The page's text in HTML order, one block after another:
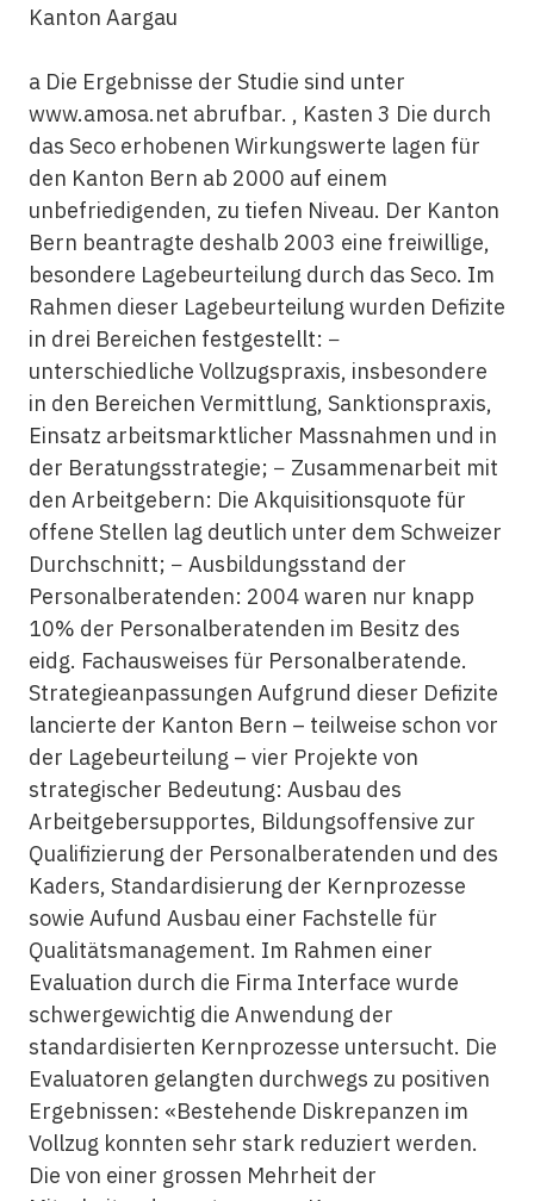
Kanton Aargau
a Die Ergebnisse der Studie sind unter
www.amosa.net abrufbar. , Kasten 3 Die durch
das Seco erhobenen Wirkungswerte lagen für
den Kanton Bern ab 2000 auf einem
unbefriedigenden, zu tiefen Niveau. Der Kanton
Bern beantragte deshalb 2003 eine freiwillige,
besondere Lagebeurteilung durch das Seco. Im
Rahmen dieser Lagebeurteilung wurden Defizite
in drei Bereichen festgestellt: −
unterschiedliche Vollzugspraxis, insbesondere
in den Bereichen Vermittlung, Sanktionspraxis,
Einsatz arbeitsmarktlicher Massnahmen und in
der Beratungsstrategie; − Zusammenarbeit mit
den Arbeitgebern: Die Akquisitionsquote für
offene Stellen lag deutlich unter dem Schweizer
Durchschnitt; − Ausbildungsstand der
Personalberatenden: 2004 waren nur knapp
10% der Personalberatenden im Besitz des
eidg. Fachausweises für Personalberatende.
Strategieanpassungen Aufgrund dieser Defizite
lancierte der Kanton Bern – teilweise schon vor
der Lagebeurteilung – vier Projekte von
strategischer Bedeutung: Ausbau des
Arbeitgebersupportes, Bildungsoffensive zur
Qualifizierung der Personalberatenden und des
Kaders, Standardisierung der Kernprozesse
sowie Aufund Ausbau einer Fachstelle für
Qualitätsmanagement. Im Rahmen einer
Evaluation durch die Firma Interface wurde
schwergewichtig die Anwendung der
standardisierten Kernprozesse untersucht. Die
Evaluatoren gelangten durchwegs zu positiven
Ergebnissen: «Bestehende Diskrepanzen im
Vollzug konnten sehr stark reduziert werden.
Die von einer grossen Mehrheit der